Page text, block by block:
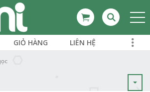
GIỎ HÀNG LIÊN HỆ